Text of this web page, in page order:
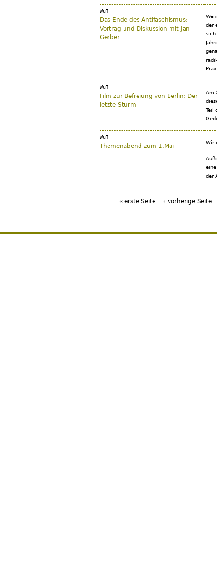
WuT
Das Ende des Antifaschismus:
Vortrag und Diskussion mit Jan
Gerber
der
sich
WuT
Film zur Befreiung von Berlin: Der
letzte Sturm
Am
Teil
WuT
Themenabend zum 1.Mai
Wir
eine
der
« erste Seite ‹ vorherige Seite